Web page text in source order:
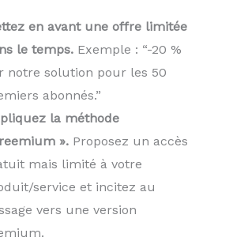
en avant une offre limitée
le temps. Exemple : “-20 %
notre solution pour les 50
abonnés.”
la méthode
». Proposez un accès
mais limité à votre
service et incitez au
vers une version